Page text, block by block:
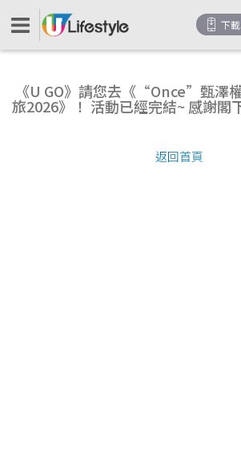
下
《U GO》請您去《“Once”甄澤
旅2026》！ 活動已經完結~ 感謝閣
返回首頁